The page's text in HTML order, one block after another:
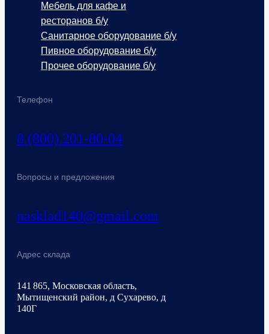
Телефон
8 (800) 201-80-04
Вопросы и предложения
nasklad140@gmail.com
Адрес склада
141 865, Московская область,
Мытищенский район, д Сухарево, д
140Г
Мебель для кафе и
ресторанов б/у
Санитарное оборудование б/у
Пивное оборудование б/у
Прочее оборудование б/у